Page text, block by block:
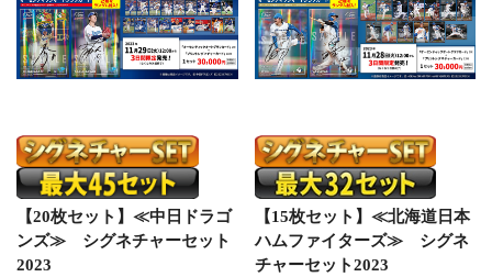
【20枚セット】≪中日ドラゴ
ンズ≫ シグネチャーセット
2023
【15枚セット】≪北海道日本
ハムファイターズ≫ シグネ
チャーセット2023